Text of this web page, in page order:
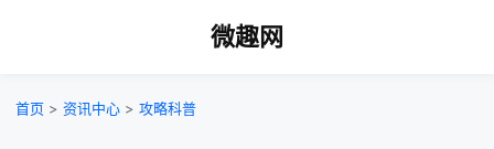
微趣网
首页 > 资讯中心 > 攻略科普